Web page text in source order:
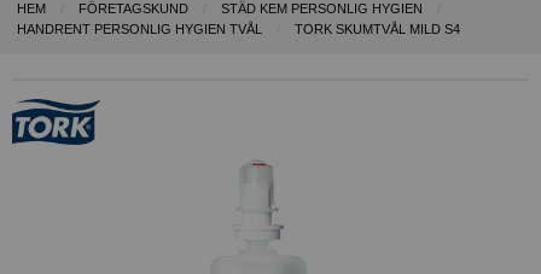
HEM FÖRETAGSKUND
STÄD KEM PERSONLIG HYGIEN
HANDRENT PERSONLIG HYGIEN TVÅL
TORK SKUMTVÅL MILD S4